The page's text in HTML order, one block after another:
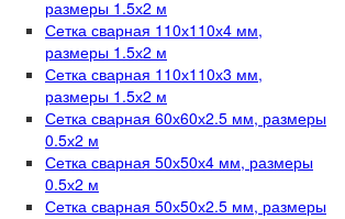
размеры 1.5х2 м
Сетка сварная 110х110х4 мм,
размеры 1.5х2 м
Сетка сварная 110х110х3 мм,
размеры 1.5х2 м
Сетка сварная 60х60х2.5 мм, размеры
0.5х2 м
Сетка сварная 50х50х4 мм, размеры
0.5х2 м
Сетка сварная 50х50х2.5 мм, размеры